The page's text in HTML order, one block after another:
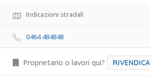
Indicazioni stradali
0464 484848
Proprietario o lavori qui?